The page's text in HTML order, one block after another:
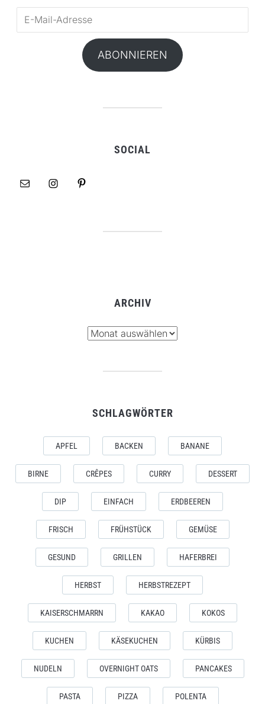
ABONNIEREN
SOCIAL
ARCHIV
SCHLAGWÖRTER
APFEL BACKEN BANANE
BIRNE CRÊPES CURRY DESSERT
DIP EINFACH ERDBEEREN
FRISCH FRÜHSTÜCK GEMÜSE
GESUND GRILLEN HAFERBREI
HERBST HERBSTREZEPT
KAISERSCHMARRN KAKAO KOKOS
KUCHEN KÄSEKUCHEN KÜRBIS
NUDELN OVERNIGHT OATS PANCAKES
PASTA PIZZA POLENTA